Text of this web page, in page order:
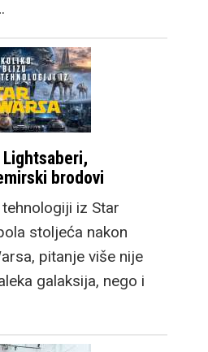
Lightsaberi,
brodovi
iz Star
stoljeća nakon
pitanje više nije
galaksija, nego i